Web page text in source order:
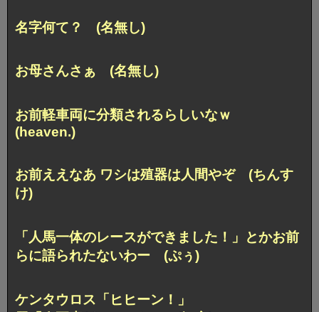
名字何て？ (名無し)
お母さんさぁ (名無し)
お前軽車両に分類されるらしいなｗ
(heaven.)
お前ええなあ ワシは殖器は人間やぞ (ちんす
け)
「人馬一体のレースができました！」
とかお前
らに語られたないわー (ぷぅ)
ケンタウロス「ヒヒーン！」